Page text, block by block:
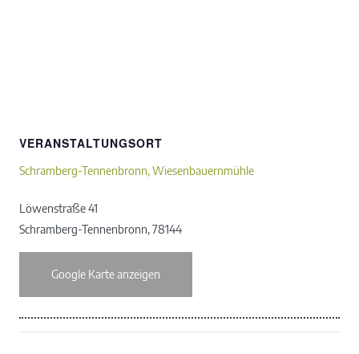
VERANSTALTUNGSORT
Schramberg-Tennenbronn, Wiesenbauernmühle
Löwenstraße 41
Schramberg-Tennenbronn,78144
Google Karte anzeigen